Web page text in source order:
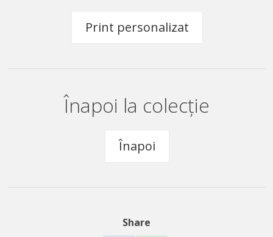
Print personalizat
Înapoi la colecție
Înapoi
Share